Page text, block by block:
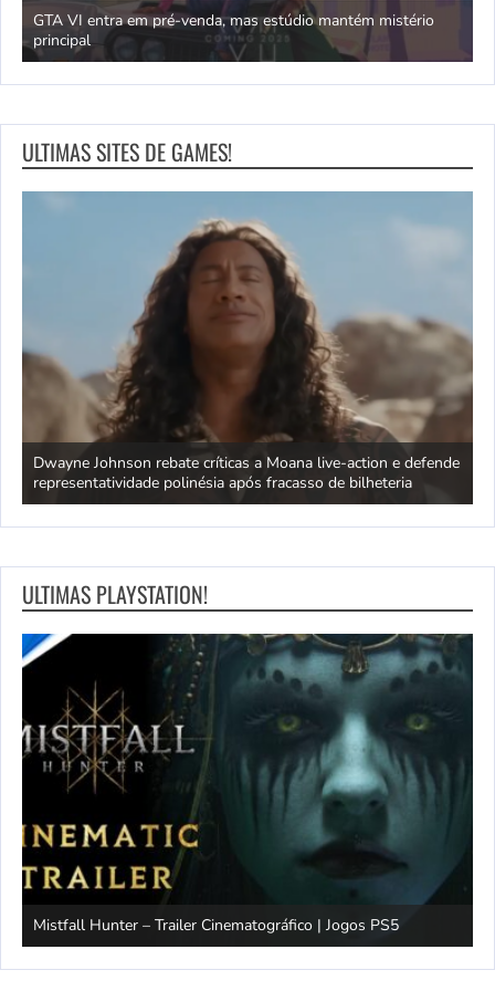
GTA VI entra em pré-venda, mas estúdio mantém mistério
principal
ULTIMAS SITES DE GAMES!
Dwayne Johnson rebate críticas a Moana live-action e defende
representatividade polinésia após fracasso de bilheteria
ULTIMAS PLAYSTATION!
Mistfall Hunter – Trailer Cinematográfico | Jogos PS5